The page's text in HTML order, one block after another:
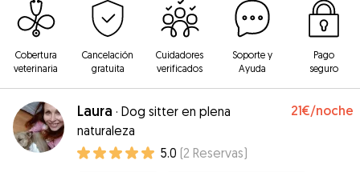
Cobertura
veterinaria
Cancelación
gratuita
Cuidadores
verificados
Soporte y
Ayuda
Pago
seguro
Laura · Dog sitter en plena
naturaleza
21€/noche
5.0 (2 Reservas)